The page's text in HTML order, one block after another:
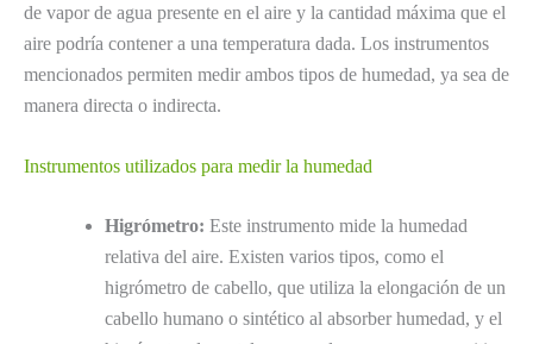
de vapor de agua presente en el aire y la cantidad máxima que el
aire podría contener a una temperatura dada. Los instrumentos
mencionados permiten medir ambos tipos de humedad, ya sea de
manera directa o indirecta.
Instrumentos utilizados para medir la humedad
Higrómetro: Este instrumento mide la humedad
relativa del aire. Existen varios tipos, como el
higrómetro de cabello, que utiliza la elongación de un
cabello humano o sintético al absorber humedad, y el